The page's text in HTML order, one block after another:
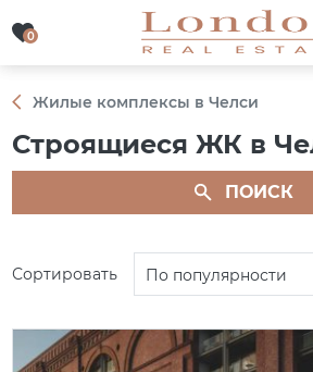
0
0
Жилые комплексы в Челси
Строящиеся ЖК в
ПОИСК
Сортировать По популярности